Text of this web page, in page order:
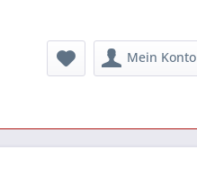
Mein Konto